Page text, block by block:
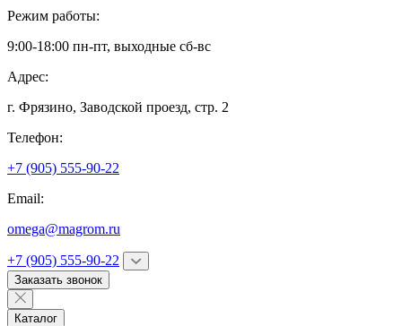
Режим работы:
9:00-18:00 пн-пт, выходные сб-вс
Адрес:
г. Фрязино, Заводской проезд, стр. 2
Телефон:
+7 (905) 555-90-22
Email:
omega@magrom.ru
+7 (905) 555-90-22
Заказать звонок
Каталог